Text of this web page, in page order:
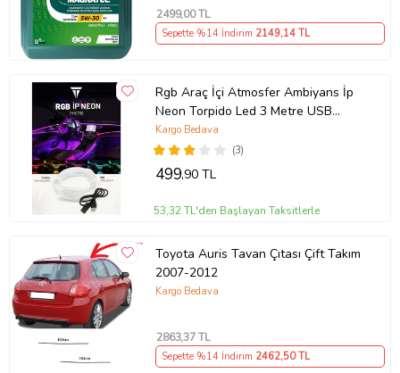
2499,00 TL
Sepette %14 İndirim 2149,14 TL
Rgb Araç İçi Atmosfer Ambiyans İp
Neon Torpido Led 3 Metre USB
Girişli
(3)
Kargo Bedava
499,90 TL
53,32 TL'den Başlayan Taksitlerle
Toyota Auris Tavan Çıtası Çift Takım
2007-2012
Kargo Bedava
2863,37 TL
Sepette %14 İndirim 2462,50 TL